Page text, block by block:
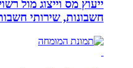
ייעוץ מס וייצוג מול
חשבונות, שירותי חשבות